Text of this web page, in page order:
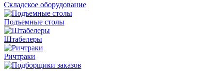
Складское оборудование
Подъемные столы
Штабелеры
Ричтраки